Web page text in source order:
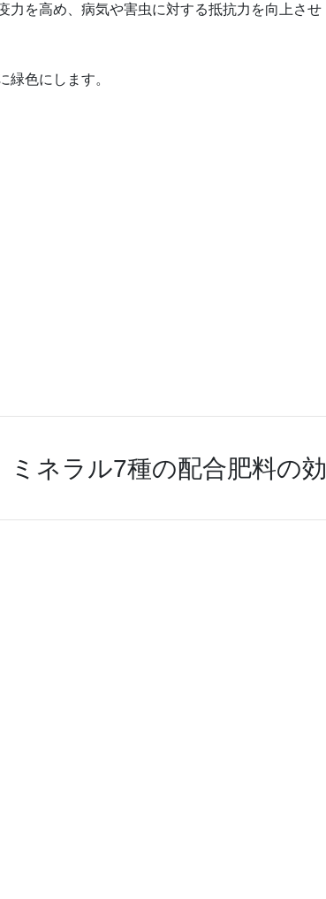
力を高め、病気や害虫に対する抵抗力を向上させ
緑色にします。
ネラル7種の配合肥料の効